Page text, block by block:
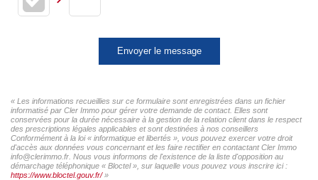
Envoyer le message
« Les informations recueillies sur ce formulaire sont enregistrées dans un fichier
informatisé par Cler Immo pour gérer votre demande de contact. Elles sont
conservées pour la durée nécessaire à la gestion de la relation client dans le respect
des prescriptions légales applicables et sont destinées à nos conseillers
Conformément à la loi « informatique et libertés », vous pouvez exercer votre droit
d'accès aux données vous concernant et les faire rectifier en contactant Cler Immo
info@clerimmo.fr. Nous vous informons de l'existence de la liste d'opposition au
démarchage téléphonique « Bloctel », sur laquelle vous pouvez vous inscrire ici :
https://www.bloctel.gouv.fr/»